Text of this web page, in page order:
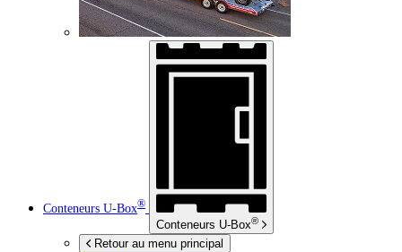
Conteneurs U-Box®
Conteneurs U-Box®
Retour au menu principal